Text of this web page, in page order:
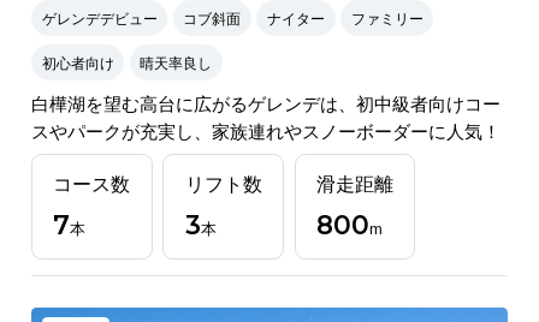
ゲレンデデビュー コブ斜面 ナイター ファミリー
初心者向け 晴天率良し
白樺湖を望む高台に広がるゲレンデは、初中級者向けコー
スやパークが充実し、家族連れやスノーボーダーに人気！
コース数
7本
リフト数
3本
滑走距離
800m